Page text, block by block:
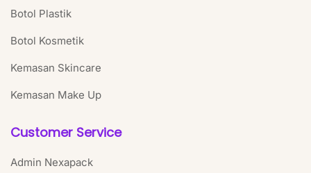
Botol Plastik
Botol Kosmetik
Kemasan Skincare
Kemasan Make Up
Customer Service
Admin Nexapack